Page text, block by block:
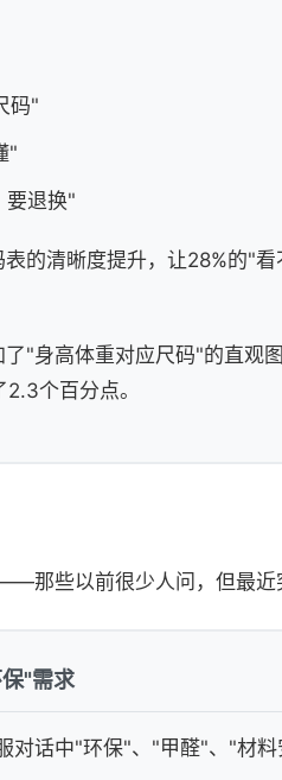
码"
"
要退换"
的清晰度提升，让28%的"
了"身高体重对应尺码"的直
个百分点。
那些以前很少人问，但最近
"需求
对话中"环保"、"甲醛"、"材